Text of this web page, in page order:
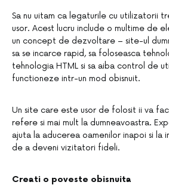
Sa nu uitam ca legaturile cu utilizatorii
usor. Acest lucru include o multime de
un concept de dezvoltare – site-ul
sa se incarce rapid, sa foloseasca
tehnologia HTML si sa aiba control de
functioneze intr-un mod obisnuit.
Un site care este usor de folosit ii va
refere si mai mult la dumneavoastra.
ajuta la aducerea oamenilor inapoi si la
de a deveni vizitatori fideli.
Creati o poveste obisnuita